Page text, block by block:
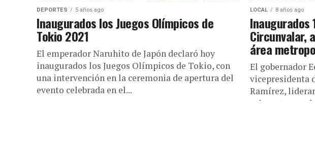
DEPORTES 5 años ago
Inaugurados los Juegos Olímpicos de
Tokio 2021
El emperador Naruhito de Japón declaró hoy
inaugurados los Juegos Olímpicos de Tokio, con
una intervención en la ceremonia de apertura del
evento celebrada en el...
LOCAL 8 años ago
Inaugurados
Circunvalar,
área
El gobernador
vicepresidenta
Ramírez,
primer tramo